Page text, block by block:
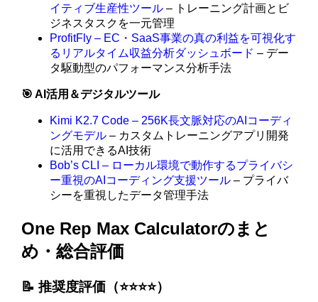
イティブ生産性ツール – トレーニング計画とビ
ジネスタスクを一元管理
ProfitFly – EC・SaaS事業の真の利益を可視化す
るリアルタイム収益分析ダッシュボード – デー
タ駆動型のパフォーマンス分析手法
🎯 AI活用＆デジタルツール
Kimi K2.7 Code – 256K長文脈対応のAIコーディ
ングモデル – カスタムトレーニングアプリ開発
に活用できるAI技術
Bob’s CLI – ローカル環境で動作するプライバシ
ー重視のAIコーディング支援ツール – プライバ
シーを重視したデータ管理手法
One Rep Max Calculatorのまと
め・総合評価
📝 推奨度評価（⭐️⭐️⭐️⭐️）